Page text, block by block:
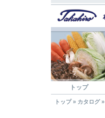
トップ
トップ» カタログ»